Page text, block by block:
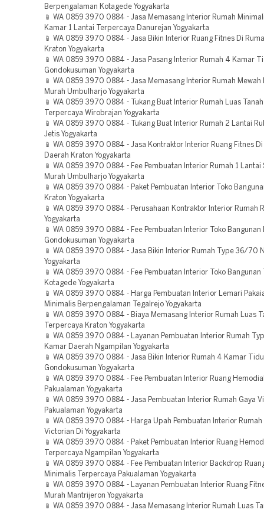
Berpengalaman Kotagede Yogyakarta
📱 WA 0859 3970 0884 - Jasa Memasang Interior Rumah
Kamar 1 Lantai Terpercaya Danurejan Yogyakarta
📱 WA 0859 3970 0884 - Jasa Bikin Interior Ruang Fitnes Di
Kraton Yogyakarta
📱 WA 0859 3970 0884 - Jasa Pasang Interior Rumah 4 Kamar
Gondokusuman Yogyakarta
📱 WA 0859 3970 0884 - Jasa Memasang Interior Rumah Mewah
Murah Umbulharjo Yogyakarta
📱 WA 0859 3970 0884 - Tukang Buat Interior Rumah Luas
Terpercaya Wirobrajan Yogyakarta
📱 WA 0859 3970 0884 - Tukang Buat Interior Rumah 2 Lantai
Jetis Yogyakarta
📱 WA 0859 3970 0884 - Jasa Kontraktor Interior Ruang Fitnes Di
Daerah Kraton Yogyakarta
📱 WA 0859 3970 0884 - Fee Pembuatan Interior Rumah 1 Lantai
Murah Umbulharjo Yogyakarta
📱 WA 0859 3970 0884 - Paket Pembuatan Interior Toko
Kraton Yogyakarta
📱 WA 0859 3970 0884 - Perusahaan Kontraktor Interior Rumah
Yogyakarta
📱 WA 0859 3970 0884 - Fee Pembuatan Interior Toko Bangunan
Gondokusuman Yogyakarta
📱 WA 0859 3970 0884 - Jasa Bikin Interior Rumah Type 36/70
Yogyakarta
📱 WA 0859 3970 0884 - Fee Pembuatan Interior Toko Bangunan
Kotagede Yogyakarta
📱 WA 0859 3970 0884 - Harga Pembuatan Interior Lemari
Minimalis Berpengalaman Tegalrejo Yogyakarta
📱 WA 0859 3970 0884 - Biaya Memasang Interior Rumah Luas
Terpercaya Kraton Yogyakarta
📱 WA 0859 3970 0884 - Layanan Pembuatan Interior Rumah
Kamar Daerah Ngampilan Yogyakarta
📱 WA 0859 3970 0884 - Jasa Bikin Interior Rumah 4 Kamar
Gondokusuman Yogyakarta
📱 WA 0859 3970 0884 - Fee Pembuatan Interior Ruang
Pakualaman Yogyakarta
📱 WA 0859 3970 0884 - Jasa Pembuatan Interior Rumah Gaya
Pakualaman Yogyakarta
📱 WA 0859 3970 0884 - Harga Upah Pembuatan Interior Rumah
Victorian Di Yogyakarta
📱 WA 0859 3970 0884 - Paket Pembuatan Interior Ruang
Terpercaya Ngampilan Yogyakarta
📱 WA 0859 3970 0884 - Fee Pembuatan Interior Backdrop
Minimalis Terpercaya Pakualaman Yogyakarta
📱 WA 0859 3970 0884 - Layanan Pembuatan Interior Ruang
Murah Mantrijeron Yogyakarta
📱 WA 0859 3970 0884 - Jasa Memasang Interior Rumah Luas